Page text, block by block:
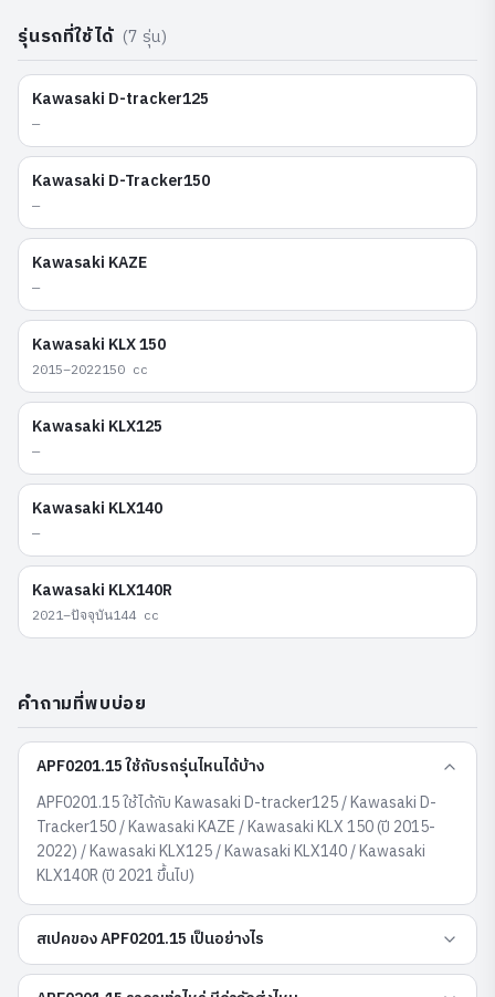
รุ่นรถที่ใช้ได้ (7 รุ่น)
Kawasaki D-tracker125
—
Kawasaki D-Tracker150
—
Kawasaki KAZE
—
Kawasaki KLX 150
2015–2022150 cc
Kawasaki KLX125
—
Kawasaki KLX140
—
Kawasaki KLX140R
2021–ปัจจุบัน144 cc
คำถามที่พบบ่อย
APF0201.15 ใช้กับรถรุ่นไหนได้บ้าง
APF0201.15 ใช้ได้กับ Kawasaki D-tracker125 / Kawasaki D-
Tracker150 / Kawasaki KAZE / Kawasaki KLX 150 (ปี 2015-
2022) / Kawasaki KLX125 / Kawasaki KLX140 / Kawasaki
KLX140R (ปี 2021 ขึ้นไป)
สเปคของ APF0201.15 เป็นอย่างไร